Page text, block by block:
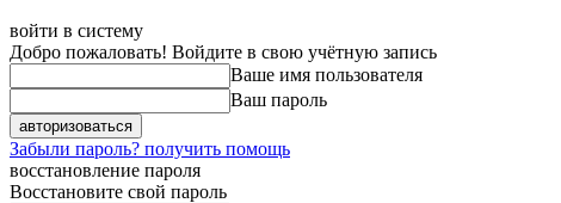
войти в систему
Добро пожаловать! Войдите в свою учётную запись
Ваше имя пользователя
Ваш пароль
Забыли пароль? получить помощь
восстановление пароля
Восстановите свой пароль